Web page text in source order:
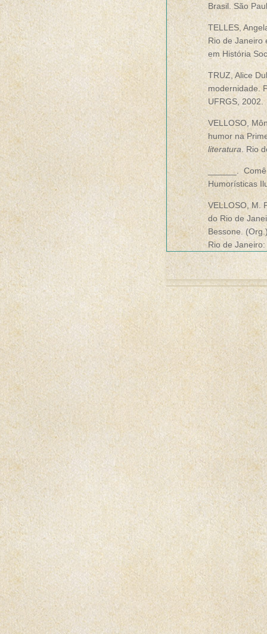
Brasil. São
TELLES,
Rio de Janeiro
em História
TRUZ, Alice
modernidade.
UFRGS, 2002.
VELLOSO,
humor na
literatura . Rio
______.
Humorísticas
VELLOSO, M.
do Rio de
Bessone.
Rio de